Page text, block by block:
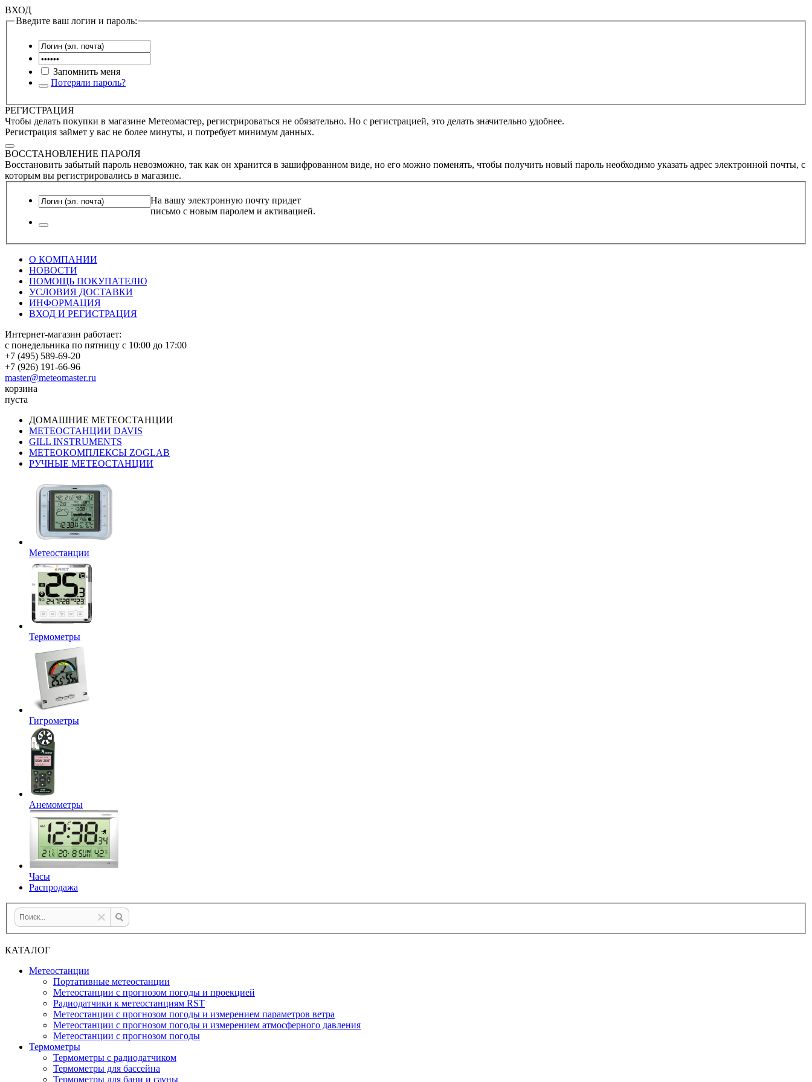
ВХОД
Введите ваш логин и пароль:
Запомнить меня
Потеряли пароль?
РЕГИСТРАЦИЯ
Чтобы делать покупки в магазине Метеомастер, регистрироваться не обязательно. Но с регистрацией, это делать значительно удобнее.
Регистрация займет у вас не более минуты, и потребует минимум данных.
ВОССТАНОВЛЕНИЕ ПАРОЛЯ
Восстановить забытый пароль невозможно, так как он хранится в зашифрованном виде, но его можно поменять, чтобы получить новый пароль необходимо указать адрес электронной почты, с
которым вы регистрировались в магазине.
На вашу электронную почту придет
письмо с новым паролем и активацией.
О КОМПАНИИ
НОВОСТИ
ПОМОЩЬ ПОКУПАТЕЛЮ
УСЛОВИЯ ДОСТАВКИ
ИНФОРМАЦИЯ
ВХОД И РЕГИСТРАЦИЯ
Интернет-магазин работает:
с понедельника по пятницу с 10:00 до 17:00
+7 (495) 589-69-20
+7 (926) 191-66-96
master@meteomaster.ru
корзина
пуста
ДОМАШНИЕ МЕТЕОСТАНЦИИ
МЕТЕОСТАНЦИИ DAVIS
GILL INSTRUMENTS
МЕТЕОКОМПЛЕКСЫ ZOGLAB
РУЧНЫЕ МЕТЕОСТАНЦИИ
Метеостанции
Термометры
Гигрометры
Анемометры
Часы
Распродажа
КАТАЛОГ
Метеостанции
Портативные метеостанции
Метеостанции с прогнозом погоды и проекцией
Радиодатчики к метеостанциям RST
Метеостанции с прогнозом погоды и измерением параметров ветра
Метеостанции с прогнозом погоды и измерением атмосферного давления
Метеостанции с прогнозом погоды
Термометры
Термометры с радиодатчиком
Термометры для бассейна
Термометры для бани и сауны